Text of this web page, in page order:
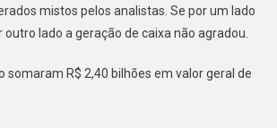
mistos pelos analistas. Se por um lado
lado a geração de caixa não agradou.
R$ 2,40 bilhões em valor geral de